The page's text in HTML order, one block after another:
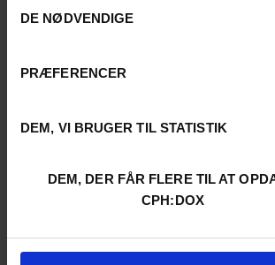
DE NØDVENDIGE
PRÆFERENCER
DEM, VI BRUGER TIL STATISTIK
DEM, DER FÅR FLERE TIL AT
CPH:DOX